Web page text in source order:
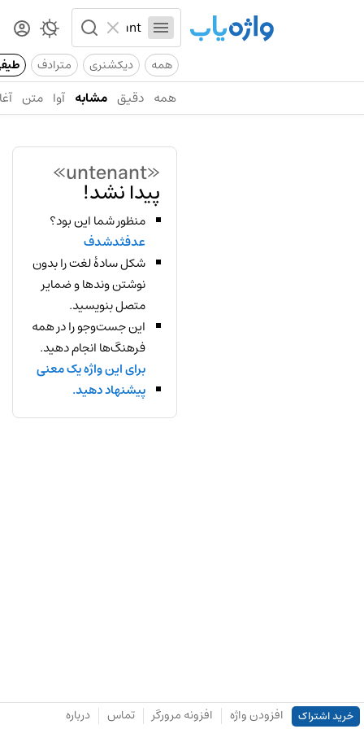
همه دیکشنری مترادف
همه دقیق مشابه آوا متن
«untenant»
پیدا نشد!
منظور شما این بود؟
عدفثدشدف
شکل سادهٔ لغت را بدون
نوشتن وندها و ضمایر
متصل بنویسید.
این جست‌وجو را در همه
فرهنگ‌ها انجام دهید.
برای این واژه یک معنی
پیشنهاد دهید.
خرید اشتراک افزودن واژه افزونه مرورگر تماس درباره